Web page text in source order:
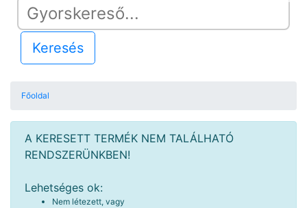
Keresés
Főoldal
A KERESETT TERMÉK NEM TALÁLHATÓ
RENDSZERÜNKBEN!
Lehetséges ok:
Nem létezett, vagy